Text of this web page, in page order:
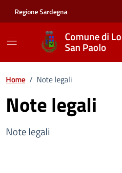
Regione Sardegna
Comune di
San Paolo
Home / Note legali
Note legali
Note legali